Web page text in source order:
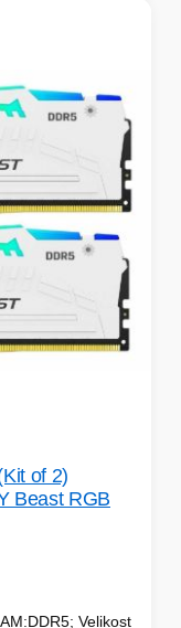
of 2)
Beast RGB
Velikost